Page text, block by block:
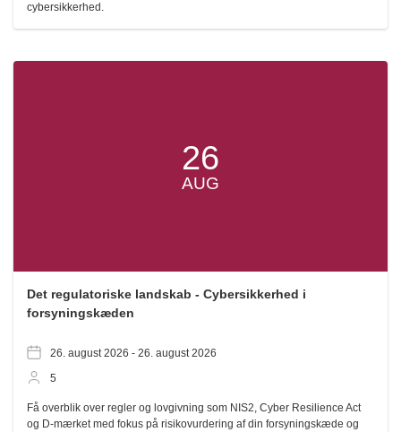
cybersikkerhed.
26
AUG
Det regulatoriske landskab - Cybersikkerhed i
forsyningskæden
26. august 2026 - 26. august 2026
5
Få overblik over regler og lovgivning som NIS2, Cyber Resilience Act
og D-mærket med fokus på risikovurdering af din forsyningskæde og